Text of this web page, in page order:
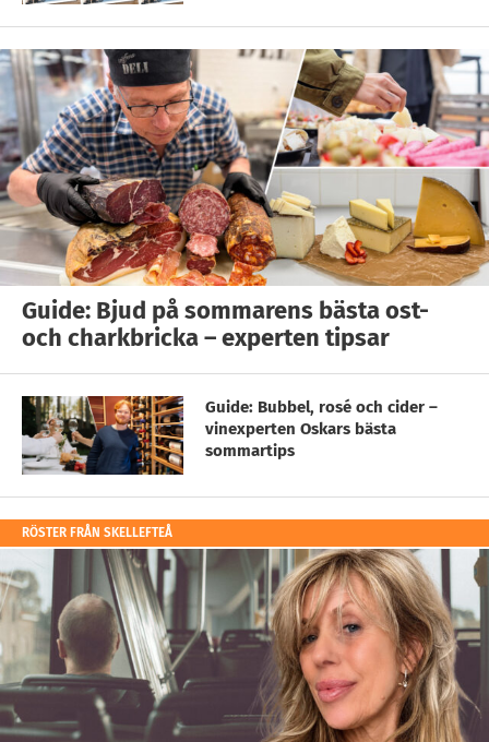
Guide: Bjud på sommarens bästa ost-
och charkbricka – experten tipsar
Guide: Bubbel, rosé och cider –
vinexperten Oskars bästa
sommartips
RÖSTER FRÅN SKELLEFTEÅ